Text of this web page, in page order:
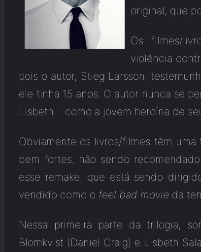
original, que
Os filmes/
violência
pois o autor, Stieg Larsson,
ele tinha 15 anos. O autor nunca se
Lisbeth – como a jovem heroína de
Obviamente os livros/filmes têm
bem fortes, não sendo
esse remake, que está sendo
vendido como o feel bad movie da
Nessa primeira parte da trilogia,
Blomkvist (Daniel Craig) e Lisbeth